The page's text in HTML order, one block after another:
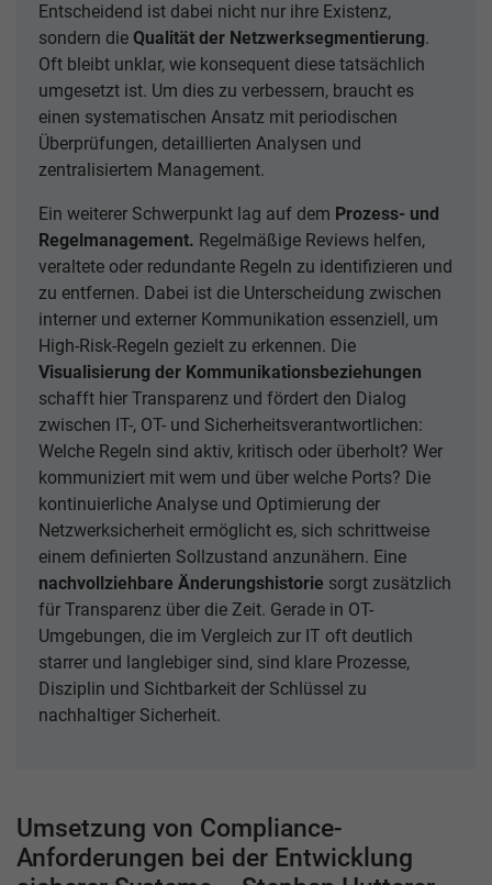
Entscheidend ist dabei nicht nur ihre Existenz,
sondern die Qualität der Netzwerksegmentierung.
Oft bleibt unklar, wie konsequent diese tatsächlich
umgesetzt ist. Um dies zu verbessern, braucht es
einen systematischen Ansatz mit periodischen
Überprüfungen, detaillierten Analysen und
zentralisiertem Management.
Ein weiterer Schwerpunkt lag auf dem Prozess- und
Regelmanagement. Regelmäßige Reviews helfen,
veraltete oder redundante Regeln zu identifizieren und
zu entfernen. Dabei ist die Unterscheidung zwischen
interner und externer Kommunikation essenziell, um
High-Risk-Regeln gezielt zu erkennen. Die
Visualisierung der Kommunikationsbeziehungen
schafft hier Transparenz und fördert den Dialog
zwischen IT-, OT- und Sicherheitsverantwortlichen:
Welche Regeln sind aktiv, kritisch oder überholt? Wer
kommuniziert mit wem und über welche Ports? Die
kontinuierliche Analyse und Optimierung der
Netzwerksicherheit ermöglicht es, sich schrittweise
einem definierten Sollzustand anzunähern. Eine
nachvollziehbare Änderungshistorie sorgt zusätzlich
für Transparenz über die Zeit. Gerade in OT-
Umgebungen, die im Vergleich zur IT oft deutlich
starrer und langlebiger sind, sind klare Prozesse,
Disziplin und Sichtbarkeit der Schlüssel zu
nachhaltiger Sicherheit.
Umsetzung von Compliance-
Anforderungen bei der Entwicklung